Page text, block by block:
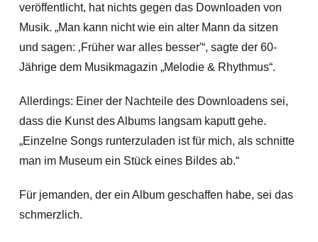
veröffentlicht, hat nichts gegen das Downloaden von
Musik. „Man kann nicht wie ein alter Mann da sitzen
und sagen: ‚Früher war alles besser'“, sagte der 60-
Jährige dem Musikmagazin „Melodie & Rhythmus“.
Allerdings: Einer der Nachteile des Downloadens sei,
dass die Kunst des Albums langsam kaputt gehe.
„Einzelne Songs runterzuladen ist für mich, als schnitte
man im Museum ein Stück eines Bildes ab.“
Für jemanden, der ein Album geschaffen habe, sei das
schmerzlich.